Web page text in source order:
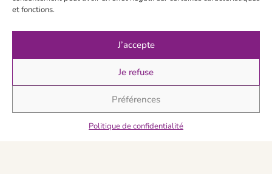
et fonctions.
J’accepte
Je refuse
Préférences
Politique de confidentialité